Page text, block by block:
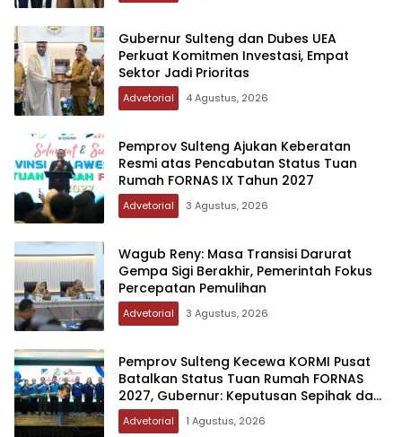
Gubernur Sulteng dan Dubes UEA
Perkuat Komitmen Investasi, Empat
Sektor Jadi Prioritas
Advetorial 4 Agustus, 2026
Pemprov Sulteng Ajukan Keberatan
Resmi atas Pencabutan Status Tuan
Rumah FORNAS IX Tahun 2027
Advetorial 3 Agustus, 2026
Wagub Reny: Masa Transisi Darurat
Gempa Sigi Berakhir, Pemerintah Fokus
Percepatan Pemulihan
Advetorial 3 Agustus, 2026
Pemprov Sulteng Kecewa KORMI Pusat
Batalkan Status Tuan Rumah FORNAS
2027, Gubernur: Keputusan Sepihak dan
Tanpa Koordinasi
Advetorial 1 Agustus, 2026